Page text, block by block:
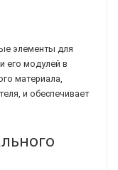
элементы для
его модулей в
материала,
и обеспечивает